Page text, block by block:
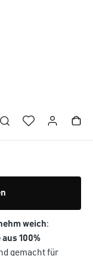
weich:
100%
gemacht für